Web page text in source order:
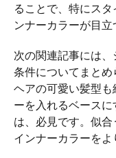
ることで、特にス
ンナーカラーが目立
次の関連記事には
条件についてまと
ヘアの可愛い髪型
ーを入れるベース
は、必見です。似合
インナーカラーをよ